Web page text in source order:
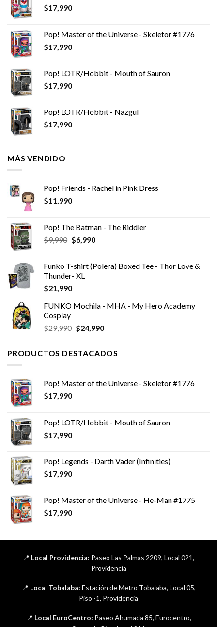
$17,990
Pop! Master of the Universe - Skeletor #1776
$17,990
Pop! LOTR/Hobbit - Mouth of Sauron
$17,990
Pop! LOTR/Hobbit - Nazgul
$17,990
MÁS VENDIDO
Pop! Friends - Rachel in Pink Dress
$11,990
Pop! The Batman - The Riddler
$9,990 El
era:
$9,990.
$6,990El
es:
Funko T-shirt (Polera) Boxed Tee - Thor Love &
Thunder- XL
$21,990
FUNKO Mochila - MHA - My Hero Academy
Cosplay
$29,990 El
era:
$24,990El
es:
PRODUCTOS DESTACADOS
Pop! Master of the Universe - Skeletor #1776
$17,990
Pop! LOTR/Hobbit - Mouth of Sauron
$17,990
Pop! Legends - Darth Vader (Infinities)
$17,990
Pop! Master of the Universe - He-Man #1775
$17,990
📍 Local Providencia: Paseo Las Palmas 2209, Local 021,
Providencia
📍 Local Tobalaba: Estación de Metro Tobalaba, Local 05,
Piso -1, Providencia
📍 Local EuroCentro: Paseo Ahumada 85, Eurocentro,